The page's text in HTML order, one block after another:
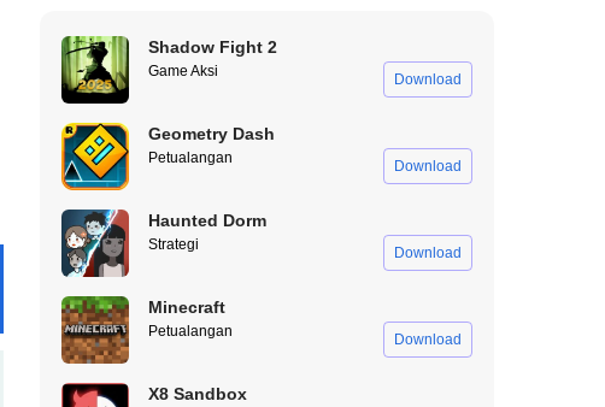
Shadow Fight 2
Game Aksi Download
Geometry Dash
Petualangan Download
Haunted Dorm
Strategi Download
Minecraft
Petualangan Download
X8 Sandbox